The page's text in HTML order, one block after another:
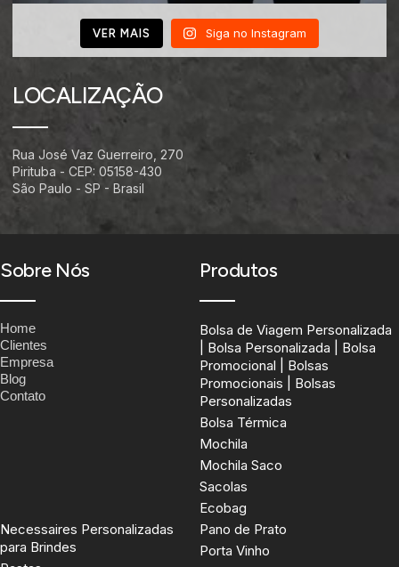
VER MAIS Siga no Instagram
LOCALIZAÇÃO
Rua José Vaz Guerreiro, 270
Pirituba - CEP: 05158-430
São Paulo - SP - Brasil
Sobre Nós
Home
Clientes
Empresa
Blog
Contato
Produtos
Bolsa de Viagem Personalizada
| Bolsa Personalizada | Bolsa
Promocional | Bolsas
Promocionais | Bolsas
Personalizadas
Bolsa Térmica
Mochila
Mochila Saco
Sacolas
Ecobag
Necessaires Personalizadas
para Brindes
Pano de Prato
Porta Vinho